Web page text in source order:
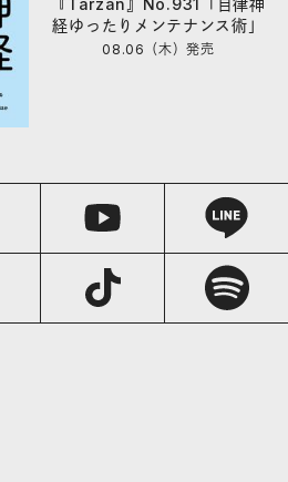
経ゆったりメンテナンス術」
08.06（木）発売